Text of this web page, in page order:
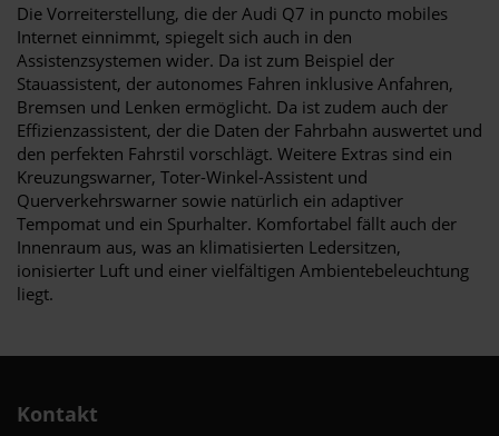
Die Vorreiterstellung, die der Audi Q7 in puncto mobiles
Internet einnimmt, spiegelt sich auch in den
Assistenzsystemen wider. Da ist zum Beispiel der
Stauassistent, der autonomes Fahren inklusive Anfahren,
Bremsen und Lenken ermöglicht. Da ist zudem auch der
Effizienzassistent, der die Daten der Fahrbahn auswertet und
den perfekten Fahrstil vorschlägt. Weitere Extras sind ein
Kreuzungswarner, Toter-Winkel-Assistent und
Querverkehrswarner sowie natürlich ein adaptiver
Tempomat und ein Spurhalter. Komfortabel fällt auch der
Innenraum aus, was an klimatisierten Ledersitzen,
ionisierter Luft und einer vielfältigen Ambientebeleuchtung
liegt.
Kontakt